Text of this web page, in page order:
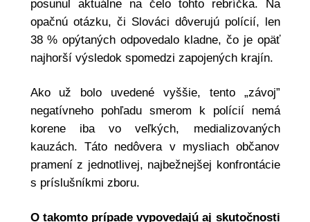
posunul aktuálne na čelo tohto rebríčka. Na
opačnú otázku, či Slováci dôverujú polícií, len
38 % opýtaných odpovedalo kladne, čo je opäť
najhorší výsledok spomedzi zapojených krajín.
Ako už bolo uvedené vyššie, tento „závoj”
negatívneho pohľadu smerom k polícií nemá
korene iba vo veľkých, medializovaných
kauzách. Táto nedôvera v mysliach občanov
pramení z jednotlivej, najbežnejšej konfrontácie
s príslušníkmi zboru.
O takomto prípade vypovedajú aj skutočnosti